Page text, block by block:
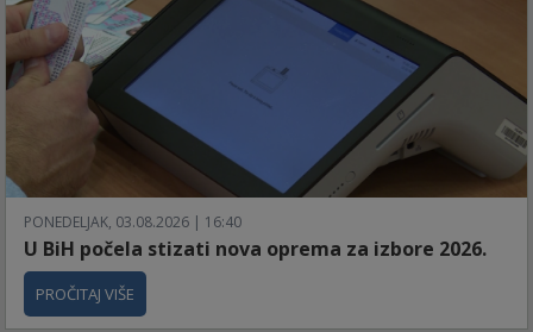
PONEDELJAK, 03.08.2026 | 16:40
U BiH počela stizati nova oprema za izbore 2026.
PROČITAJ VIŠE